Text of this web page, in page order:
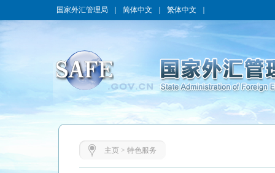
国家外汇管理局 简体中文 繁体中文
主页> 特色服务